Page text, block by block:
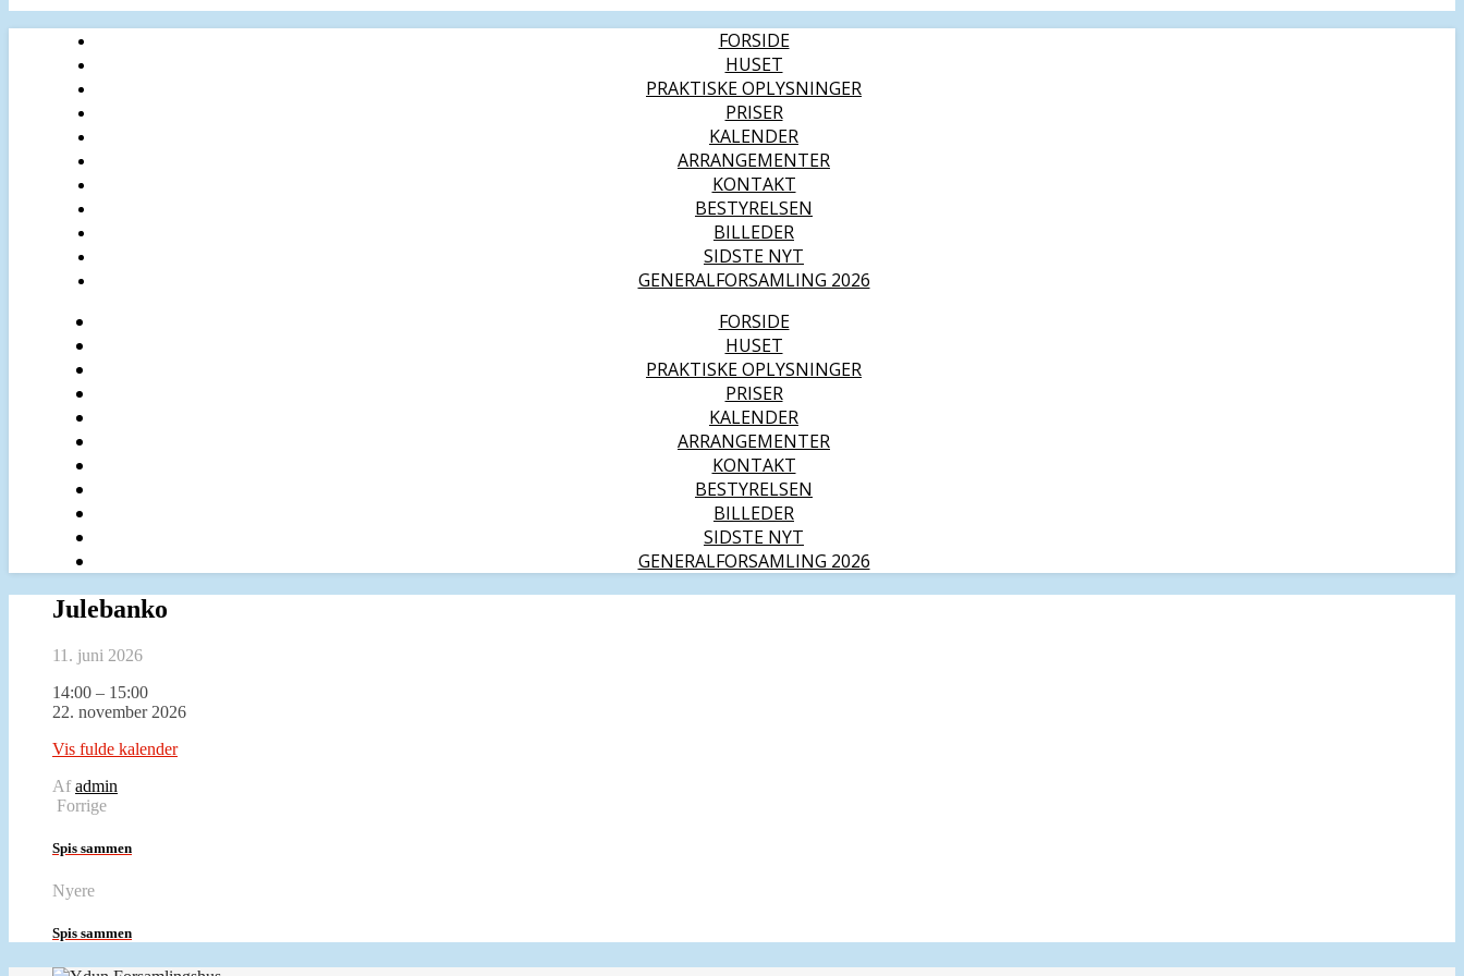
FORSIDE
HUSET
PRAKTISKE OPLYSNINGER
PRISER
KALENDER
ARRANGEMENTER
KONTAKT
BESTYRELSEN
BILLEDER
SIDSTE NYT
GENERALFORSAMLING 2026
FORSIDE
HUSET
PRAKTISKE OPLYSNINGER
PRISER
KALENDER
ARRANGEMENTER
KONTAKT
BESTYRELSEN
BILLEDER
SIDSTE NYT
GENERALFORSAMLING 2026
Julebanko
11. juni 2026
Julebanko
14:00 – 15:00
22. november 2026
Vis fulde kalender
Afadmin
Forrige
Spis sammen
Nyere
Spis sammen